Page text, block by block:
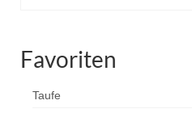
Favoriten
Taufe